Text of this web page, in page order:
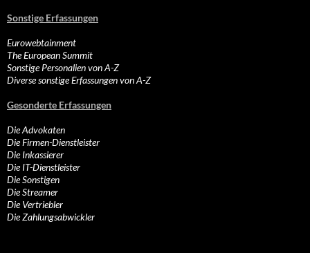
Sonstige Erfassungen
Eurowebtainment
The European Summit
Sonstige Personalien von A-Z
Diverse sonstige Erfassungen von A-Z
Gesonderte Erfassungen
Die Advokaten
Die Firmen-Dienstleister
Die Inkassierer
Die IT-Dienstleister
Die Sonstigen
Die Streamer
Die Vertriebler
Die Zahlungsabwickler